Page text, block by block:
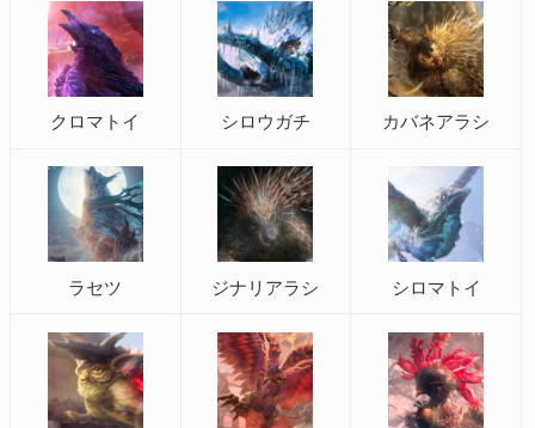
クロマトイ シロウガチ カバネアラシ
ラセツ ジナリアラシ シロマトイ